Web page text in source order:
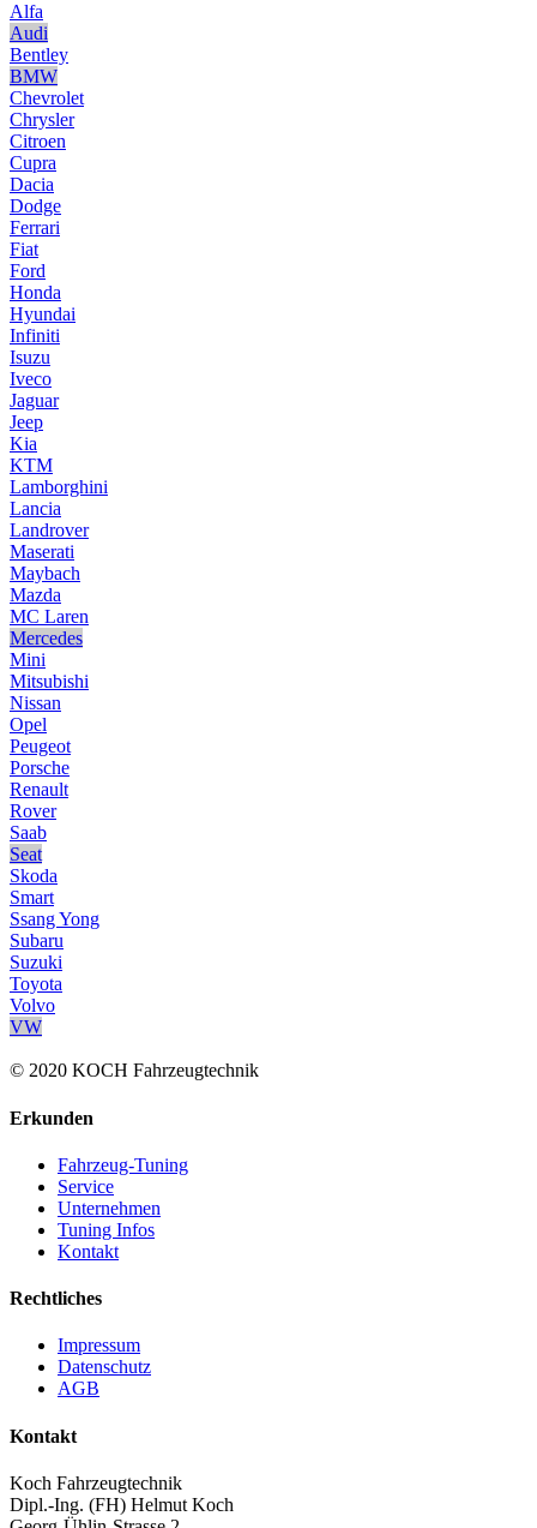
Alfa
Audi
Bentley
BMW
Chevrolet
Chrysler
Citroen
Cupra
Dacia
Dodge
Ferrari
Fiat
Ford
Honda
Hyundai
Infiniti
Isuzu
Iveco
Jaguar
Jeep
Kia
KTM
Lamborghini
Lancia
Landrover
Maserati
Maybach
Mazda
MC Laren
Mercedes
Mini
Mitsubishi
Nissan
Opel
Peugeot
Porsche
Renault
Rover
Saab
Seat
Skoda
Smart
Ssang Yong
Subaru
Suzuki
Toyota
Volvo
VW
© 2020 KOCH Fahrzeugtechnik
Erkunden
Fahrzeug-Tuning
Service
Unternehmen
Tuning Infos
Kontakt
Rechtliches
Impressum
Datenschutz
AGB
Kontakt
Koch Fahrzeugtechnik
Dipl.-Ing. (FH) Helmut Koch